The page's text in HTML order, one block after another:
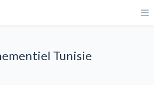
Tunisie